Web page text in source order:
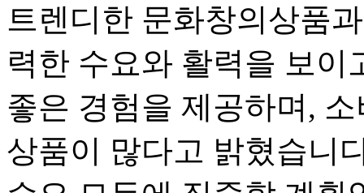
트렌디한 문화창의상품
력한 수요와 활력을 보이
좋은 경험을 제공하며,
상품이 많다고 밝혔습니